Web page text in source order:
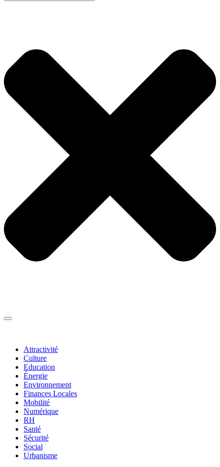
Attractivité
Culture
Education
Énergie
Environnement
Finances Locales
Mobilité
Numérique
RH
Santé
Sécurité
Social
Urbanisme